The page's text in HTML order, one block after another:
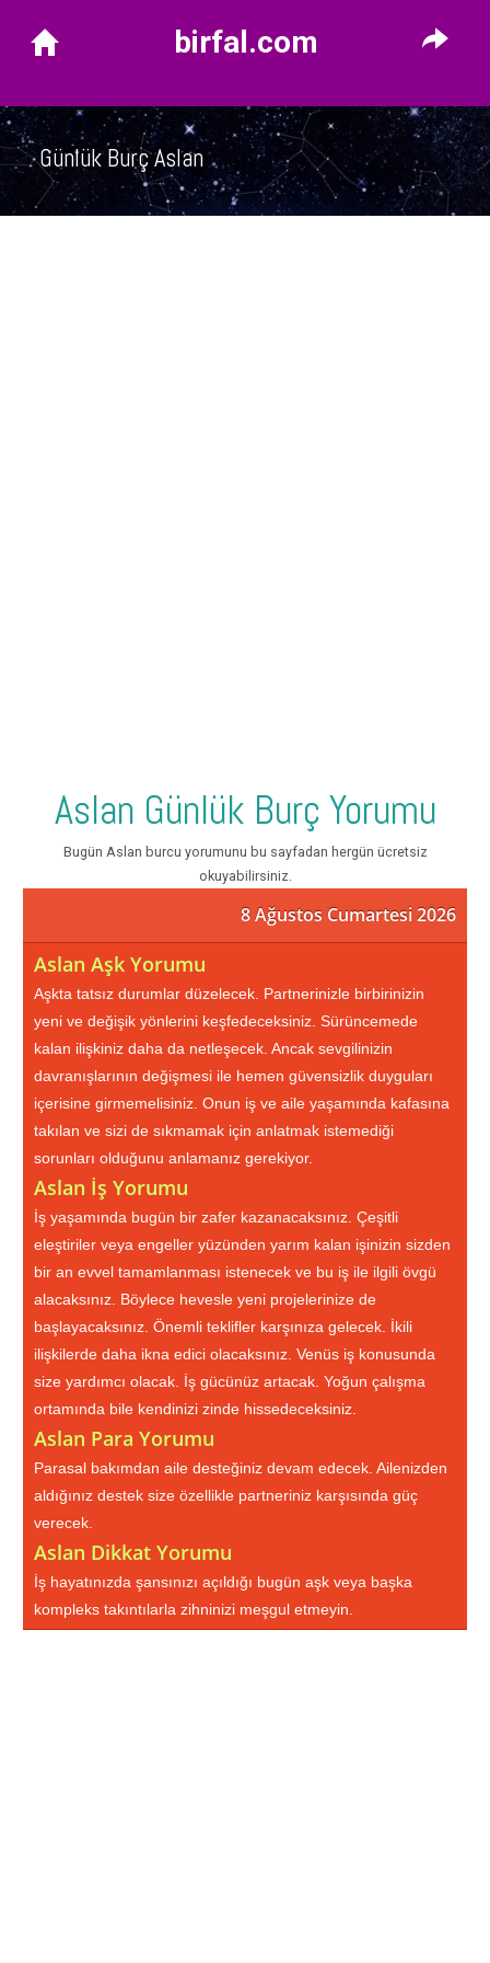
birfal.com
Günlük Burç Aslan
Aslan Günlük Burç Yorumu
Bugün Aslan burcu yorumunu bu sayfadan hergün ücretsiz
okuyabilirsiniz.
8 Ağustos Cumartesi 2026
Aslan Aşk Yorumu
Aşkta tatsız durumlar düzelecek. Partnerinizle birbirinizin
yeni ve değişik yönlerini keşfedeceksiniz. Sürüncemede
kalan ilişkiniz daha da netleşecek. Ancak sevgilinizin
davranışlarının değişmesi ile hemen güvensizlik duyguları
içerisine girmemelisiniz. Onun iş ve aile yaşamında kafasına
takılan ve sizi de sıkmamak için anlatmak istemediği
sorunları olduğunu anlamanız gerekiyor.
Aslan İş Yorumu
İş yaşamında bugün bir zafer kazanacaksınız. Çeşitli
eleştiriler veya engeller yüzünden yarım kalan işinizin sizden
bir an evvel tamamlanması istenecek ve bu iş ile ilgili övgü
alacaksınız. Böylece hevesle yeni projelerinize de
başlayacaksınız. Önemli teklifler karşınıza gelecek. İkili
ilişkilerde daha ikna edici olacaksınız. Venüs iş konusunda
size yardımcı olacak. İş gücünüz artacak. Yoğun çalışma
ortamında bile kendinizi zinde hissedeceksiniz.
Aslan Para Yorumu
Parasal bakımdan aile desteğiniz devam edecek. Ailenizden
aldığınız destek size özellikle partneriniz karşısında güç
verecek.
Aslan Dikkat Yorumu
İş hayatınızda şansınızı açıldığı bugün aşk veya başka
kompleks takıntılarla zihninizi meşgul etmeyin.